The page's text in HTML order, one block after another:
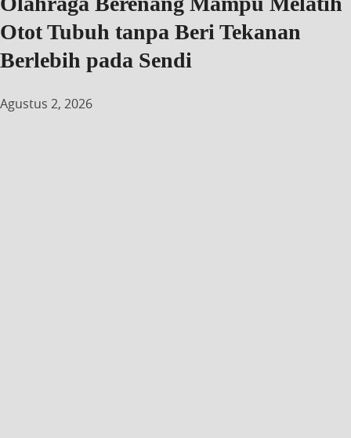
Otot Tubuh tanpa Beri Tekanan
Berlebih pada Sendi
Agustus 2, 2026